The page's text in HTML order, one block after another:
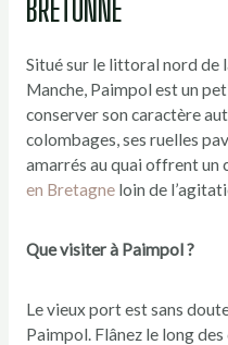
BRETONNE
Situé sur le littoral nord de
Manche, Paimpol est un
conserver son caractère
colombages, ses ruelles
amarrés au quai offrent un
en Bretagneloin de
Que visiter à Paimpol ?
Le vieux port est sans
Paimpol. Flânez le long